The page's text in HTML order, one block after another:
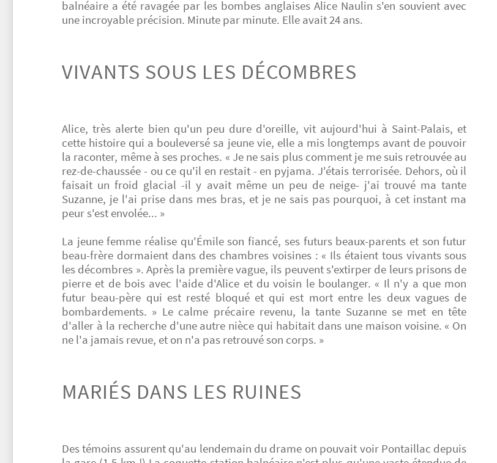
balnéaire a été ravagée par les bombes anglaises Alice Naulin s'en souvient avec
une incroyable précision. Minute par minute. Elle avait 24 ans.
VIVANTS SOUS LES DÉCOMBRES
Alice, très alerte bien qu'un peu dure d'oreille, vit aujourd'hui à Saint-Palais, et
cette histoire qui a bouleversé sa jeune vie, elle a mis longtemps avant de pouvoir
la raconter, même à ses proches. « Je ne sais plus comment je me suis retrouvée au
rez-de-chaussée - ou ce qu'il en restait - en pyjama. J'étais terrorisée. Dehors, où il
faisait un froid glacial -il y avait même un peu de neige- j'ai trouvé ma tante
Suzanne, je l'ai prise dans mes bras, et je ne sais pas pourquoi, à cet instant ma
peur s'est envolée... »
La jeune femme réalise qu'Émile son fiancé, ses futurs beaux-parents et son futur
beau-frère dormaient dans des chambres voisines : « Ils étaient tous vivants sous
les décombres ». Après la première vague, ils peuvent s'extirper de leurs prisons de
pierre et de bois avec l'aide d'Alice et du voisin le boulanger. « Il n'y a que mon
futur beau-père qui est resté bloqué et qui est mort entre les deux vagues de
bombardements. » Le calme précaire revenu, la tante Suzanne se met en tête
d'aller à la recherche d'une autre nièce qui habitait dans une maison voisine. « On
ne l'a jamais revue, et on n'a pas retrouvé son corps. »
MARIÉS DANS LES RUINES
Des témoins assurent qu'au lendemain du drame on pouvait voir Pontaillac depuis